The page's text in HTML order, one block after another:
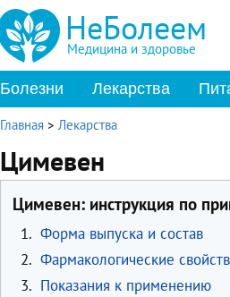
НеБолеем
Медицина и здоровье
Болезни Лекарства
Главная > Лекарства
Цимевен
Цимевен: инструкция по
1. Форма выпуска и состав
2. Фармакологические
3. Показания к применению